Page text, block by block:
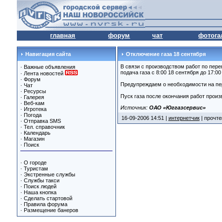
главная форум чат
Навигация сайта
· Важные объявления
· Лента новостей
· Форум
· Чат
· Ресурсы
· Галерея
· Веб-кам
· Игротека
· Погода
· Отправка SMS
· Тел. справочник
· Календарь
· Магазин
· Поиск
· О городе
· Туристам
· Экстренные службы
· Службы такси
· Поиск людей
· Наша кнопка
· Сделать стартовой
· Правила форума
· Размещение банеров
Отключение газа 18 сентября
В связи с производством работ по
подача газа с 8:00 18 сентября до
Предупреждаем о необходимости на
Пуск газа после окончания работ
Источник: ОАО «Юггазсервис»
16-09-2006 14:51 | интернетчик|